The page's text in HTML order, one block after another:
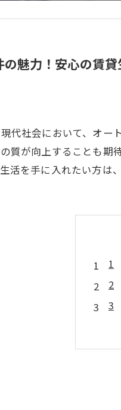
魅力！安心の賃
代社会において、オ
質が向上することも
活を手に入れたい方は、
1
2
3
5